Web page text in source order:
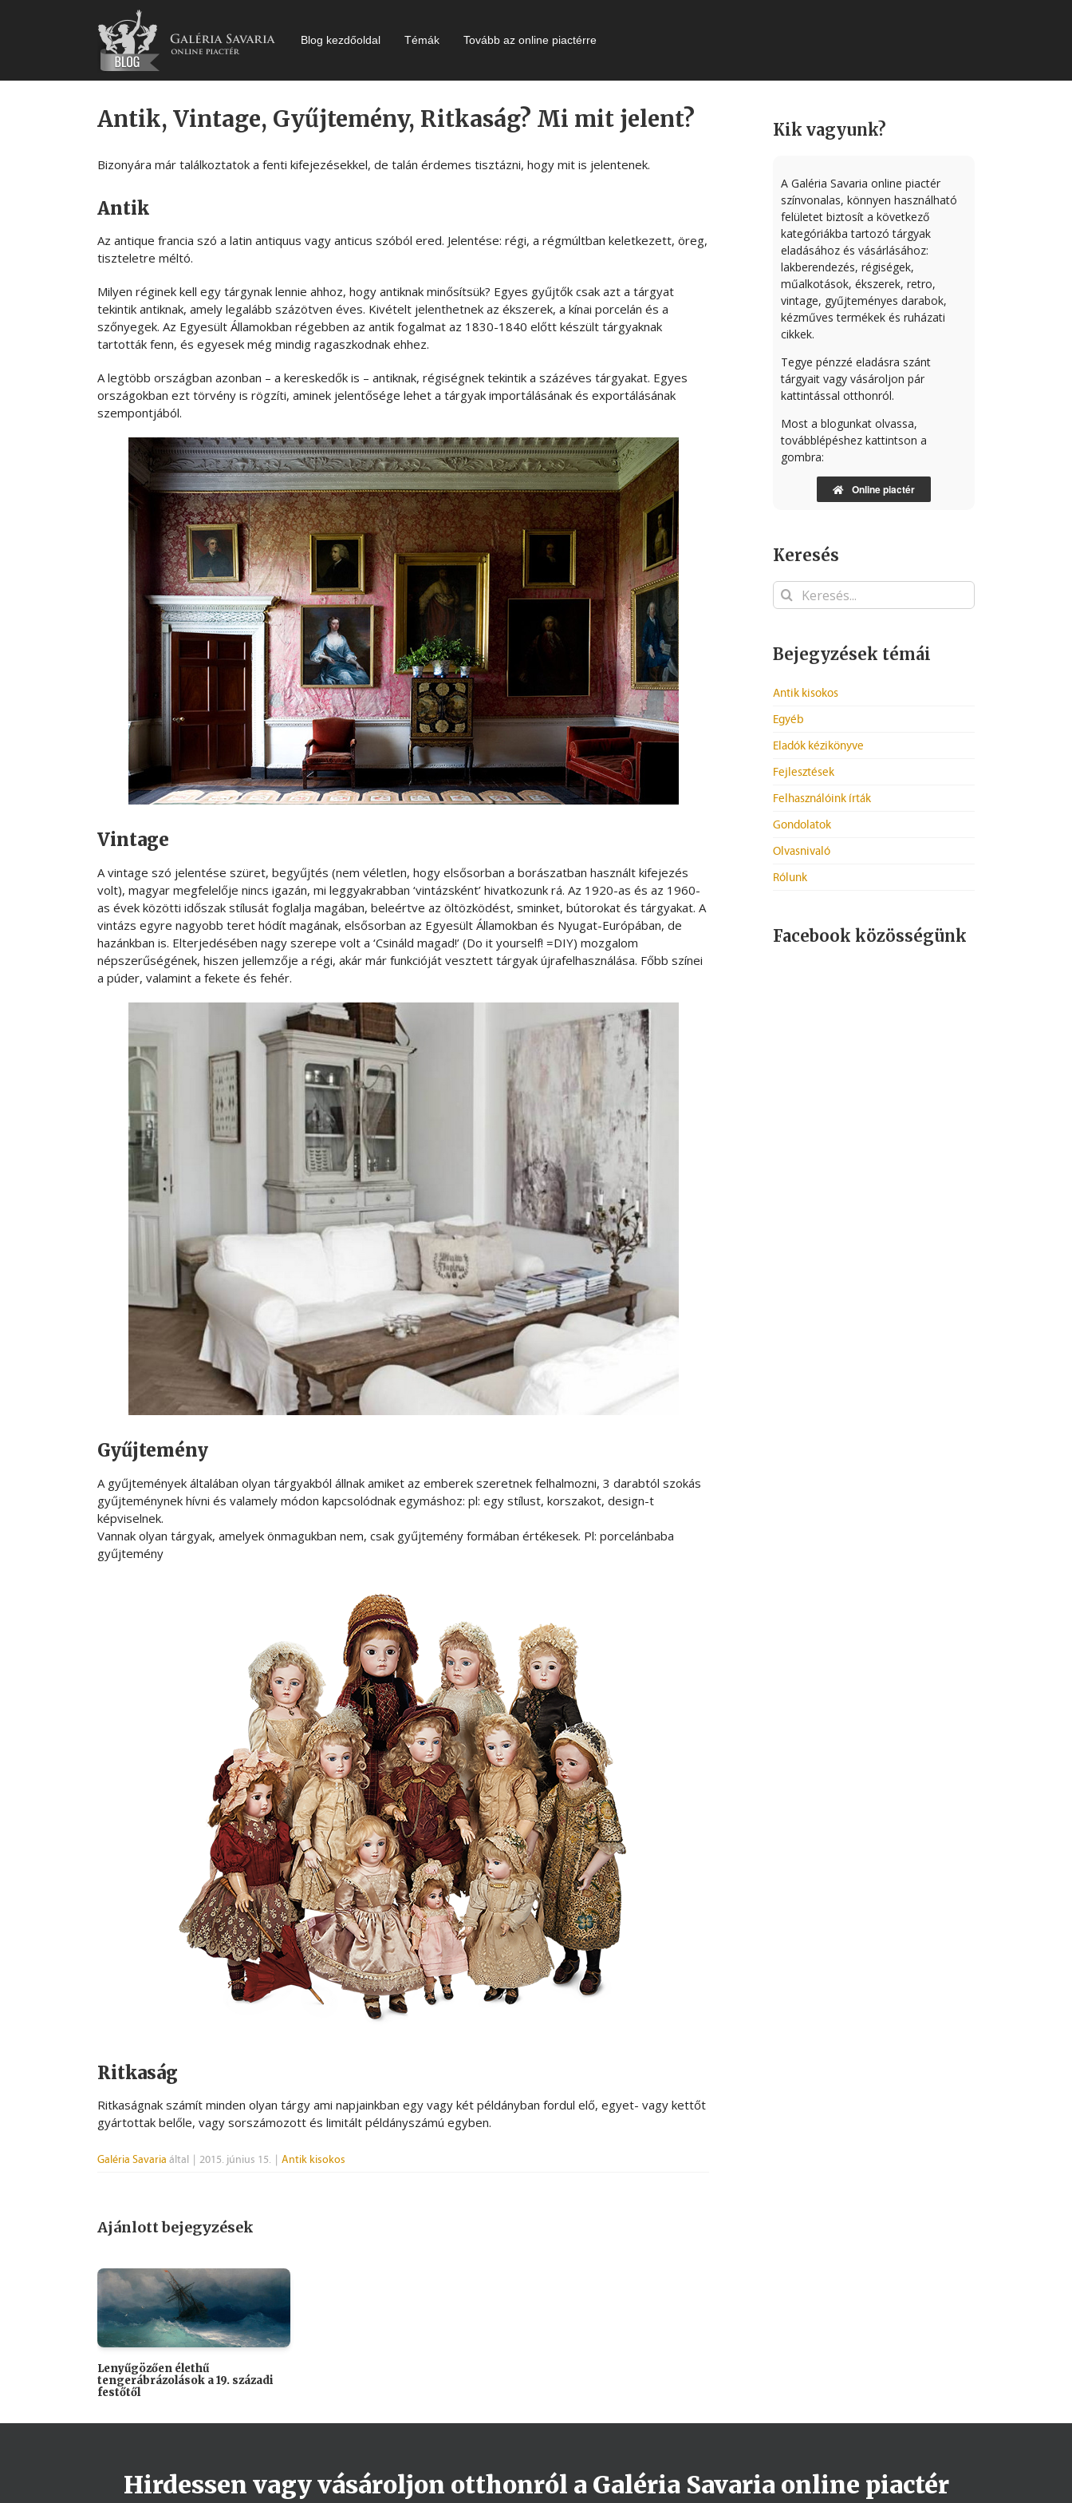
Blog kezdőoldal Témák Tovább az online piactérre
Antik, Vintage, Gyűjtemény, Ritkaság? Mi mit jelent?
Bizonyára már találkoztatok a fenti kifejezésekkel, de talán érdemes tisztázni, hogy mit is jelentenek.
Antik
Az antique francia szó a latin antiquus vagy anticus szóból ered. Jelentése: régi, a régmúltban keletkezett, öreg,
tiszteletre méltó.
Milyen réginek kell egy tárgynak lennie ahhoz, hogy antiknak minősítsük? Egyes gyűjtők csak azt a tárgyat
tekintik antiknak, amely legalább százötven éves. Kivételt jelenthetnek az ékszerek, a kínai porcelán és a
szőnyegek. Az Egyesült Államokban régebben az antik fogalmat az 1830-1840 előtt készült tárgyaknak
tartották fenn, és egyesek még mindig ragaszkodnak ehhez.
A legtöbb országban azonban – a kereskedők is – antiknak, régiségnek tekintik a százéves tárgyakat. Egyes
országokban ezt törvény is rögzíti, aminek jelentősége lehet a tárgyak importálásának és exportálásának
szempontjából.
Vintage
A vintage szó jelentése szüret, begyűjtés (nem véletlen, hogy elsősorban a borászatban használt kifejezés
volt), magyar megfelelője nincs igazán, mi leggyakrabban ‘vintázsként’ hivatkozunk rá. Az 1920-as és az 1960-
as évek közötti időszak stílusát foglalja magában, beleértve az öltözködést, sminket, bútorokat és tárgyakat. A
vintázs egyre nagyobb teret hódít magának, elsősorban az Egyesült Államokban és Nyugat-Európában, de
hazánkban is. Elterjedésében nagy szerepe volt a ‘Csináld magad!’ (Do it yourself! =DIY) mozgalom
népszerűségének, hiszen jellemzője a régi, akár már funkcióját vesztett tárgyak újrafelhasználása. Főbb színei
a púder, valamint a fekete és fehér.
Gyűjtemény
A gyűjtemények általában olyan tárgyakból állnak amiket az emberek szeretnek felhalmozni, 3 darabtól szokás
gyűjteménynek hívni és valamely módon kapcsolódnak egymáshoz: pl: egy stílust, korszakot, design-t
képviselnek.
Vannak olyan tárgyak, amelyek önmagukban nem, csak gyűjtemény formában értékesek. Pl: porcelánbaba
gyűjtemény
Ritkaság
Ritkaságnak számít minden olyan tárgy ami napjainkban egy vagy két példányban fordul elő, egyet- vagy kettőt
gyártottak belőle, vagy sorszámozott és limitált példányszámú egyben.
Galéria Savaria által | 2015. június 15. | Antik kisokos
Ajánlott bejegyzések
Lenyűgözően élethű
tengerábrázolások a 19. századi
festőtől
Kik vagyunk?
A Galéria Savaria online piactér
színvonalas, könnyen használható
felületet biztosít a következő
kategóriákba tartozó tárgyak
eladásához és vásárlásához:
lakberendezés, régiségek,
műalkotások, ékszerek, retro,
vintage, gyűjteményes darabok,
kézműves termékek és ruházati
cikkek.
Tegye pénzzé eladásra szánt
tárgyait vagy vásároljon pár
kattintással otthonról.
Most a blogunkat olvassa,
továbblépéshez kattintson a
gombra:
Online piactér
Keresés
Keresés...
Bejegyzések témái
Antik kisokos
Egyéb
Eladók kézikönyve
Fejlesztések
Felhasználóink írták
Gondolatok
Olvasnivaló
Rólunk
Facebook közösségünk
Hirdessen vagy vásároljon otthonról a Galéria Savaria online piactér